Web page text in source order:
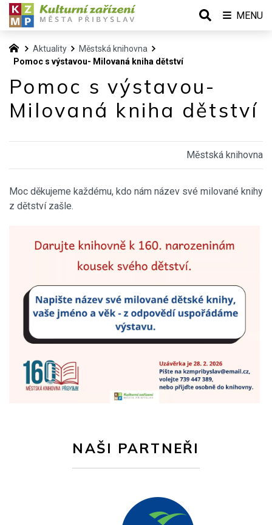
Aktuality
Městská knihovna
Pomoc s výstavou- Milovaná kniha dětství
Pomoc s výstavou-
Milovaná kniha dětství
Městská knihovna
Moc děkujeme každému, kdo nám název své milované knihy
z dětství zašle.
NAŠI PARTNEŘI
MENU